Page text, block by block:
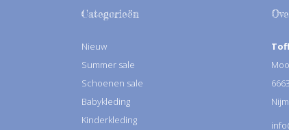
Categorieën
Nieuw
Summer sale
Schoenen sale
Babykleding
Kinderkleding